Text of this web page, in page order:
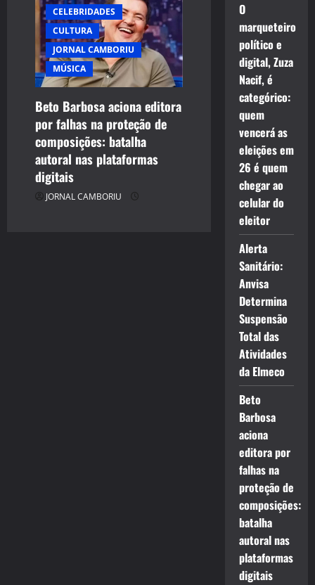
CELEBRIDADES
CULTURA
JORNAL CAMBORIU
MÚSICA
Beto Barbosa aciona editora
por falhas na proteção de
composições: batalha
autoral nas plataformas
digitais
JORNAL CAMBORIU
O
marqueteiro
político e
digital, Zuza
Nacif, é
categórico:
quem
vencerá as
eleições em
26 é quem
chegar ao
celular do
eleitor
Alerta
Sanitário:
Anvisa
Determina
Suspensão
Total das
Atividades
da Elmeco
Beto
Barbosa
aciona
editora por
falhas na
proteção de
composições:
batalha
autoral nas
plataformas
digitais